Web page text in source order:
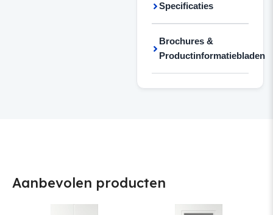
Specificaties
Brochures &
Productinformatiebladen
Aanbevolen producten